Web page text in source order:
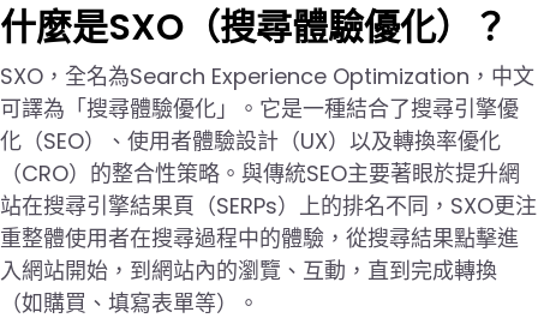
什麼是SXO（搜尋體驗優化）？
SXO，全名為Search Experience Optimization，中文
可譯為「搜尋體驗優化」。它是一種結合了搜尋引擎優
化（SEO）、使用者體驗設計（UX）以及轉換率優化
（CRO）的整合性策略。與傳統SEO主要著眼於提升網
站在搜尋引擎結果頁（SERPs）上的排名不同，SXO更注
重整體使用者在搜尋過程中的體驗，從搜尋結果點擊進
入網站開始，到網站內的瀏覽、互動，直到完成轉換
（如購買、填寫表單等）。